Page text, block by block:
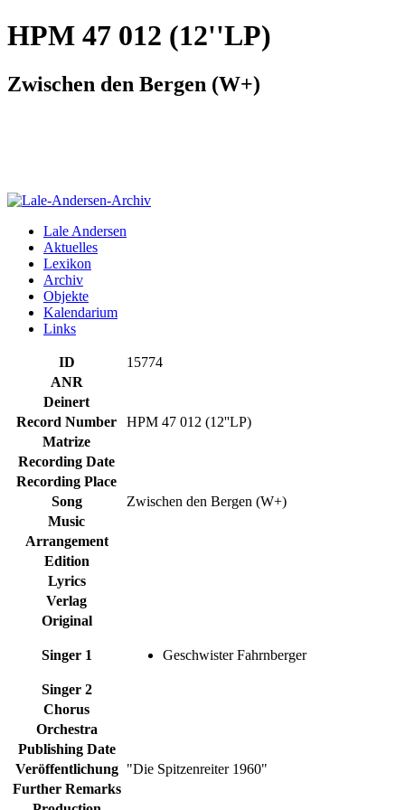
HPM 47 012 (12''LP)
Zwischen den Bergen (W+)
Lale Andersen
Aktuelles
Lexikon
Archiv
Objekte
Kalendarium
Links
ID
15774
ANR
Deinert
Record Number
HPM 47 012 (12''LP)
Matrize
Recording Date
Recording Place
Song
Zwischen den Bergen (W+)
Music
Arrangement
Edition
Lyrics
Verlag
Original
Singer 1 Geschwister Fahrnberger
Singer 2
Chorus
Orchestra
Publishing Date
Veröffentlichung
"Die Spitzenreiter 1960"
Further Remarks